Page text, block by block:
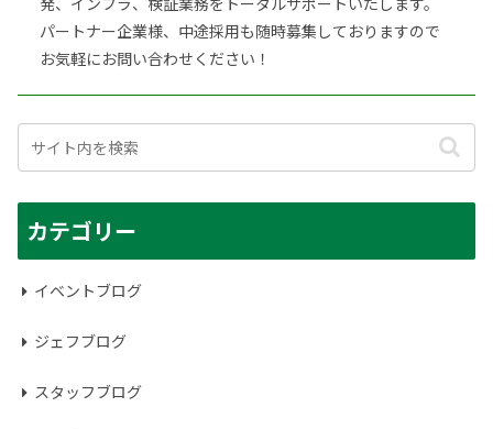
パートナー企業様、中途採用も随時募集しておりますので
お気軽にお問い合わせください！
カテゴリー
イベントブログ
ジェフブログ
スタッフブログ